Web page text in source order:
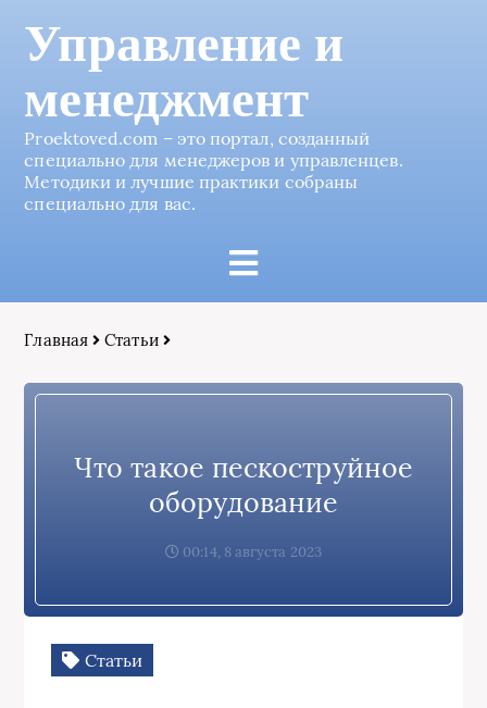
Управление и
менеджмент
Proektoved.com – это портал, созданный
специально для менеджеров и управленцев.
Методики и лучшие практики собраны
специально для вас.
Главная Статьи
Что такое пескоструйное
оборудование
00:14, 8 августа 2023
Статьи